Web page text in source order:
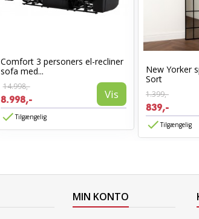
Comfort 3 personers el-recliner
sofa med...
14.998,-
8.998,- Vis
Tilgængelig
New Yorker
Sort
1.399,-
839,-
Tilgængelig
MIN KONTO